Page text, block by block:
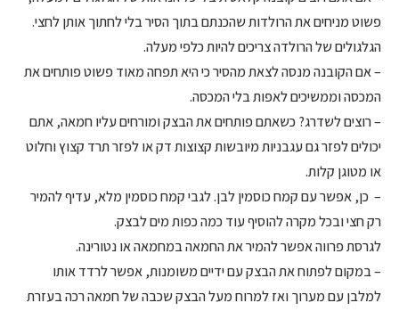
פשוט מניחים את הרולדות שהכנתם בתוך הסיר בלי לחתוך אותן לחצי.
הגלגולים של הרולדה צריכים להיות כלפי מעלה.
– אם הקובנה מנסה לצאת מהסיר כי היא תפחה מאוד פשוט פותחים את
המכסה וממשיכים לאפות בלי המכסה.
– רוצים לשדרג? כשאתם פותחים את הבצק ומורחים עליו חמאה, אתם
יכולים לפזר גם עגבניות מיובשות קצוצות דק או לפזר תרד קצוץ וחלוט
או מטוגן קלות.
– כן, אפשר עם קמח כוסמין לבן. לגבי קמח כוסמין מלא, עדיף להמיר
רק חצי ובכל מקרה להוסיף עוד כמה כפות מים לבצק.
לגרסת פרווה אפשר להמיר את החמאה במחמאה או נטורינה.
– במקום לפתוח את הבצק עם ידיים משומנות, אפשר לרדד אותו
למלבן עם מערוך ואז למרוח מעל הבצק שכבה של חמאה רכה בעזרת